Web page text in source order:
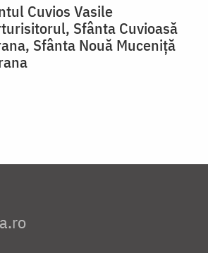
Cuvios Vasile
Sfânta Cuvioasă
Sfânta Nouă Muceniță